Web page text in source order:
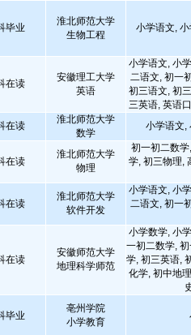
毕业
淮北师范大学
生物工程
小学语文,
在读
安徽理工大学
英语
小学语文, 小
二语文, 初一
初三语文, 初
三英语, 英语
在读
淮北师范大学
数学
小学语文,
在读
淮北师范大学
物理
初一初二数
学, 初三物理,
在读
淮北师范大学
软件开发
小学语文, 小
二语文, 初一
在读
安徽师范大学
地理科学师范
小学数学, 小
一初二数学,
学, 初三英语,
化学, 初中地
毕业
亳州学院
小学教育